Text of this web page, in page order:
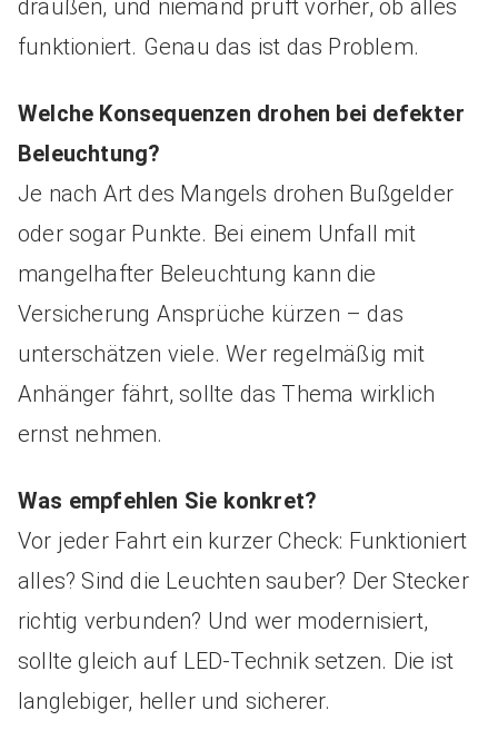
draußen, und niemand prüft vorher, ob alles
funktioniert. Genau das ist das Problem.
Welche Konsequenzen drohen bei defekter
Beleuchtung?
Je nach Art des Mangels drohen Bußgelder
oder sogar Punkte. Bei einem Unfall mit
mangelhafter Beleuchtung kann die
Versicherung Ansprüche kürzen – das
unterschätzen viele. Wer regelmäßig mit
Anhänger fährt, sollte das Thema wirklich
ernst nehmen.
Was empfehlen Sie konkret?
Vor jeder Fahrt ein kurzer Check: Funktioniert
alles? Sind die Leuchten sauber? Der Stecker
richtig verbunden? Und wer modernisiert,
sollte gleich auf LED-Technik setzen. Die ist
langlebiger, heller und sicherer.